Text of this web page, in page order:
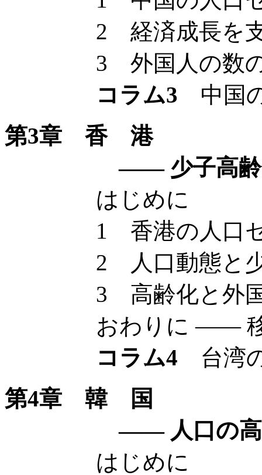
2 経済成長を支
3 外国人の数の
コラム3 中国
第3章 香 港
—— 少子高齢化に
はじめに
1 香港の人口セ
2 人口動態と少
3 高齢化と外国籍
おわりに —— 移動
コラム4 台湾
第4章 韓 国
—— 人口の高齢化
はじめに